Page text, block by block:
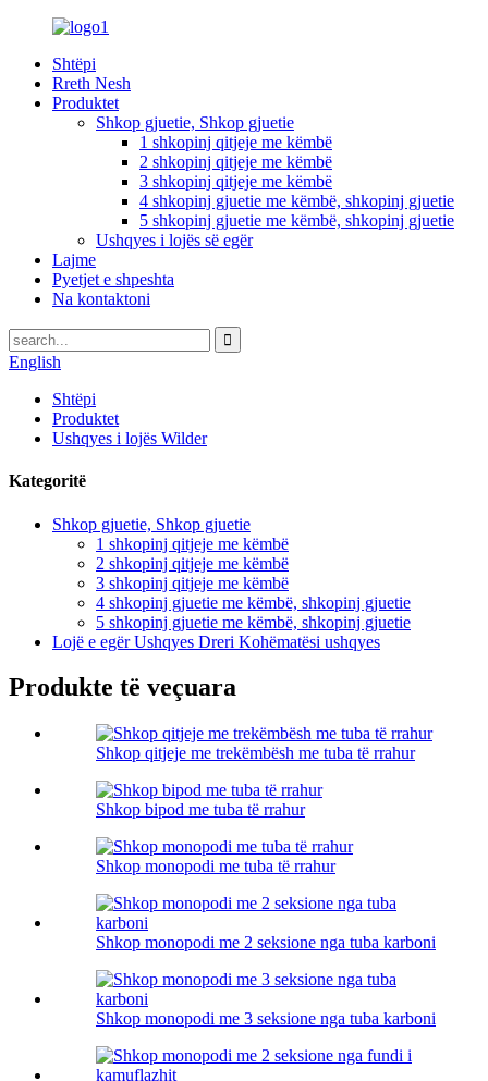
Shtëpi
Rreth Nesh
Produktet
Shkop gjuetie, Shkop gjuetie
1 shkopinj qitjeje me këmbë
2 shkopinj qitjeje me këmbë
3 shkopinj qitjeje me këmbë
4 shkopinj gjuetie me këmbë, shkopinj gjuetie
5 shkopinj gjuetie me këmbë, shkopinj gjuetie
Ushqyes i lojës së egër
Lajme
Pyetjet e shpeshta
Na kontaktoni
English
Shtëpi
Produktet
Ushqyes i lojës Wilder
Kategoritë
Shkop gjuetie, Shkop gjuetie
1 shkopinj qitjeje me këmbë
2 shkopinj qitjeje me këmbë
3 shkopinj qitjeje me këmbë
4 shkopinj gjuetie me këmbë, shkopinj gjuetie
5 shkopinj gjuetie me këmbë, shkopinj gjuetie
Lojë e egër Ushqyes Dreri Kohëmatësi ushqyes
Produkte të veçuara
Shkop qitjeje me trekëmbësh me tuba të rrahur
Shkop bipod me tuba të rrahur
Shkop monopodi me tuba të rrahur
Shkop monopodi me 2 seksione nga tuba karboni
Shkop monopodi me 3 seksione nga tuba karboni